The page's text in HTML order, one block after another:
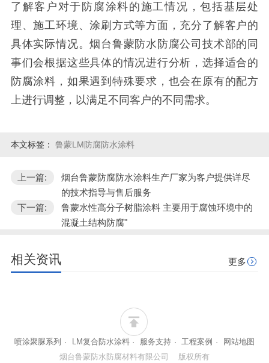
了解客户对于防腐涂料的施工情况，包括基层处
理、施工环境、涂刷方式等方面，充分了解客户的
具体实际情况。烟台鲁蒙防水防腐公司技术部的同
事们会根据这些具体的情况进行分析，选择适合的
防腐涂料，如果遇到特殊要求，也会在原有的配方
上进行调整，以满足不同客户的不同需求。
本文标签： 鲁蒙LM防腐防水涂料
上一篇:
烟台鲁蒙防腐防水涂料生产厂家为客户提供详尽
的技术指导与售后服务
下一篇:
鲁蒙水性高分子树脂涂料 主要用于腐蚀环境中的
混凝土结构防腐"
相关资讯 更多
喷涂聚脲系列 · LM复合防水涂料 · 服务支持 · 工程案例 ·
网站地图
烟台鲁蒙防水防腐材料有限公司 版权所有